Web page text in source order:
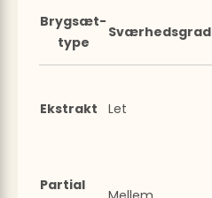
Brygsæt-
type
Sværhedsgrad
Ekstrakt Let
Partial